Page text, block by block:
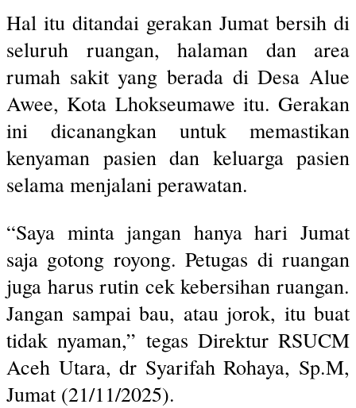
Hal itu ditandai gerakan Jumat bersih di
seluruh ruangan, halaman dan area
rumah sakit yang berada di Desa Alue
Awee, Kota Lhokseumawe itu. Gerakan
ini dicanangkan untuk memastikan
kenyaman pasien dan keluarga pasien
selama menjalani perawatan.
“Saya minta jangan hanya hari Jumat
saja gotong royong. Petugas di ruangan
juga harus rutin cek kebersihan ruangan.
Jangan sampai bau, atau jorok, itu buat
tidak nyaman,” tegas Direktur RSUCM
Aceh Utara, dr Syarifah Rohaya, Sp.M,
Jumat (21/11/2025).